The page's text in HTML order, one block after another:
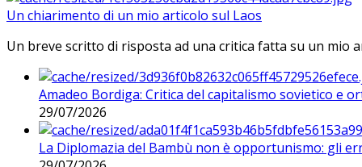
Un chiarimento di un mio articolo sul Laos
Un breve scritto di risposta ad una critica fatta su un mio
Amadeo Bordiga: Critica del capitalismo sovietico e
29/07/2026
La Diplomazia del Bambù non è opportunismo: gli